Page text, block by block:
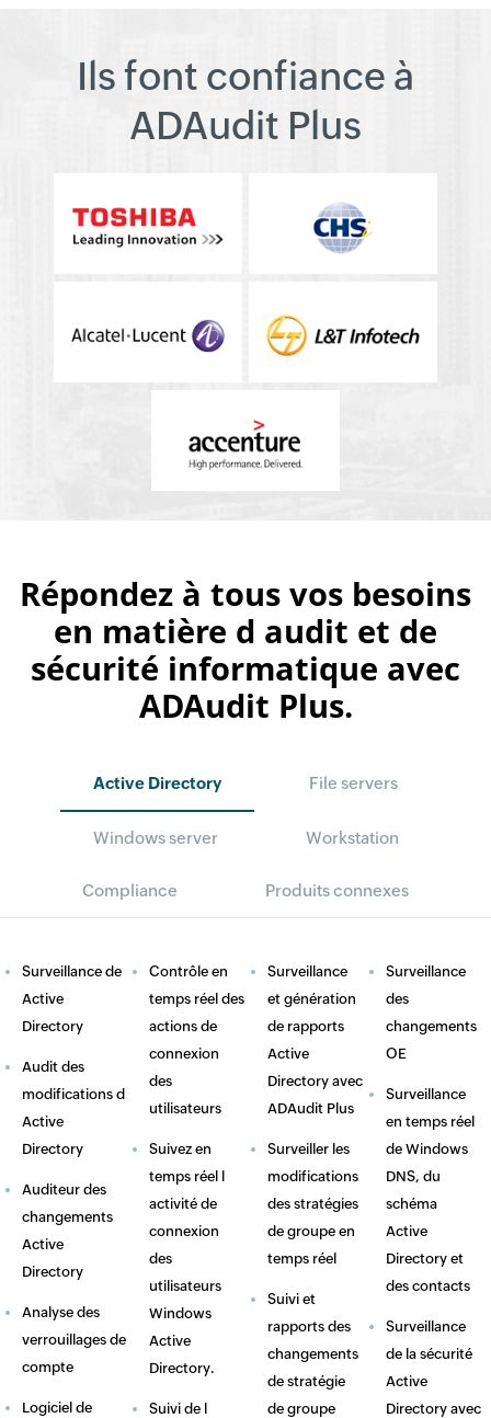
Ils font confiance à
ADAudit Plus
Répondez à tous vos besoins
en matière d audit et de
sécurité informatique avec
ADAudit Plus.
Active Directory File servers
Windows server Workstation
Compliance Produits connexes
Surveillance de
Active
Directory
Audit des
modifications d
Active
Directory
Auditeur des
changements
Active
Directory
Analyse des
verrouillages de
compte
Logiciel de
Contrôle en
temps réel des
actions de
connexion
des
utilisateurs
Suivez en
temps réel l
activité de
connexion
des
utilisateurs
Windows
Active
Directory.
Suivi de l
Surveillance
et génération
de rapports
Active
Directory avec
ADAudit Plus
Surveiller les
modifications
des stratégies
de groupe en
temps réel
Suivi et
rapports des
changements
de stratégie
de groupe
Surveillance
des
changements
OE
Surveillance
en temps réel
de Windows
DNS, du
schéma
Active
Directory et
des contacts
Surveillance
de la sécurité
Active
Directory avec